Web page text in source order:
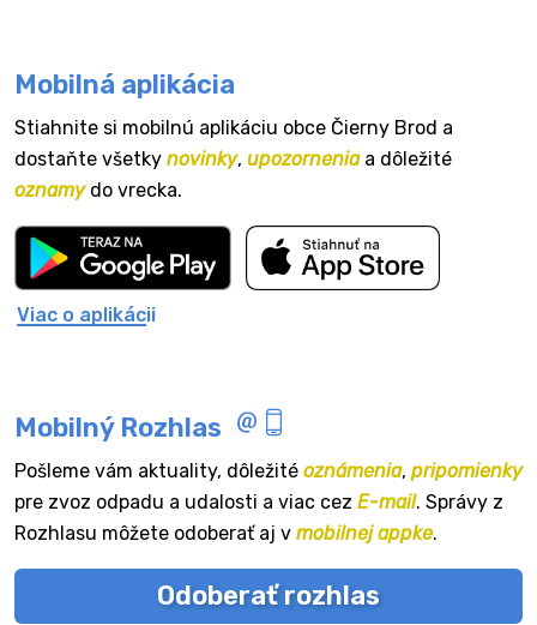
Mobilná aplikácia
Stiahnite si mobilnú aplikáciu obce Čierny Brod a
dostaňte všetky novinky, upozorneniaa dôležité
oznamydo vrecka.
Viac o aplikácii
Mobilný Rozhlas
Pošleme vám aktuality, dôležité oznámenia, pripomienky
pre zvoz odpadu a udalosti a viac cez E-mail. Správy z
Rozhlasu môžete odoberať aj v mobilnej appke.
Odoberať rozhlas